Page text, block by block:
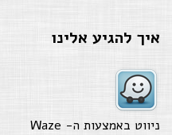
איך להגיע אלינו
ניווט באמצעות ה- Waze